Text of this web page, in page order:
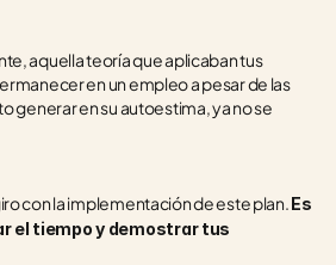
aquella teoría que aplicaban tus
en un empleo a pesar de las
generar en su autoestima, ya no se
con la implementación de este plan. Es
el tiempo y demostrar tus